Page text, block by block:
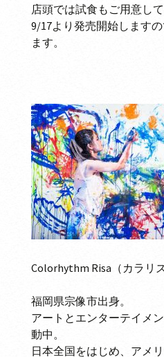
店頭では試食もご用意して
9/17より発売開始します
ます。
Colorhythm Risa（カラリ
福岡県宗像市出身。
アートとエンターテイメ
動中。
日本全国をはじめ、アメ